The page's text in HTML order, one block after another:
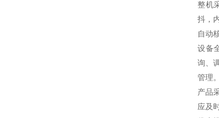
整机
抖，
自动
设备
询、
管理
产品
应及